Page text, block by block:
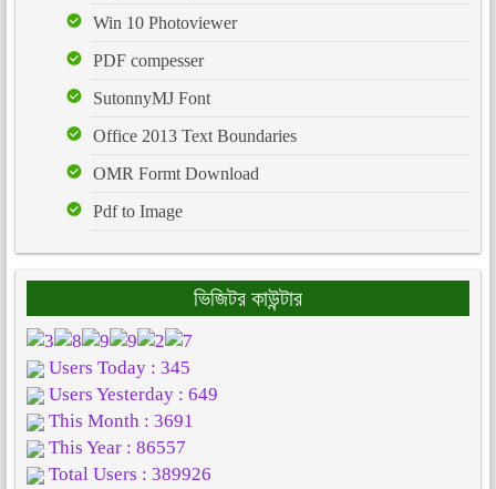
Win 10 Photoviewer
PDF compesser
SutonnyMJ Font
Office 2013 Text Boundaries
OMR Formt Download
Pdf to Image
ভিজিটর কাউন্টার
Users Today : 345
Users Yesterday : 649
This Month : 3691
This Year : 86557
Total Users : 389926